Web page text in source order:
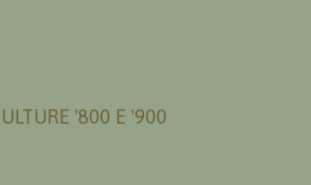
'800 E '900